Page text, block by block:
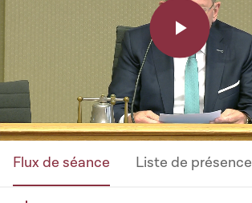
Play
Video
Flux de séance Liste de présence